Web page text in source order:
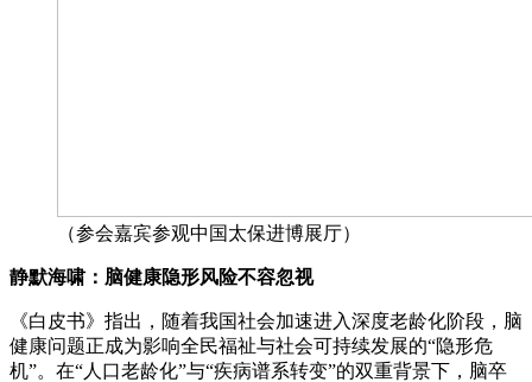
（参会嘉宾参观中国太保进博展厅）
静默海啸：脑健康隐形风险不容忽视
《白皮书》指出，随着我国社会加速进入深度老龄化阶段，脑
健康问题正成为影响全民福祉与社会可持续发展的“隐形危
机”。在“人口老龄化”与“疾病谱系转变”的双重背景下，脑卒